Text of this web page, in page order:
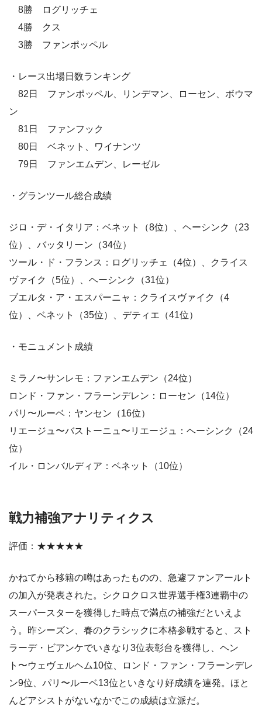
8勝 ログリッチェ
4勝 クス
3勝 ファンポッペル
・レース出場日数ランキング
82日 ファンポッペル、リンデマン、ローセン、ボウマ
ン
81日 ファンフック
80日 ベネット、ワイナンツ
79日 ファンエムデン、レーゼル
・グランツール総合成績
ジロ・デ・イタリア：ベネット（8位）、ヘーシンク（23
位）、バッタリーン（34位）
ツール・ド・フランス：ログリッチェ（4位）、クライス
ヴァイク（5位）、ヘーシンク（31位）
ブエルタ・ア・エスパーニャ：クライスヴァイク（4
位）、ベネット（35位）、デティエ（41位）
・モニュメント成績
ミラノ〜サンレモ：ファンエムデン（24位）
ロンド・ファン・フラーンデレン：ローセン（14位）
パリ〜ルーベ：ヤンセン（16位）
リエージュ〜バストーニュ〜リエージュ：ヘーシンク（24
位）
イル・ロンバルディア：ベネット（10位）
戦力補強アナリティクス
評価：★★★★★
かねてから移籍の噂はあったものの、急遽ファンアールト
の加入が発表された。シクロクロス世界選手権3連覇中の
スーパースターを獲得した時点で満点の補強だといえよ
う。昨シーズン、春のクラシックに本格参戦すると、スト
ラーデ・ビアンケでいきなり3位表彰台を獲得し、ヘン
ト〜ウェヴェルヘム10位、ロンド・ファン・フラーンデレ
ン9位、パリ〜ルーベ13位といきなり好成績を連発。ほと
んどアシストがないなかでこの成績は立派だ。